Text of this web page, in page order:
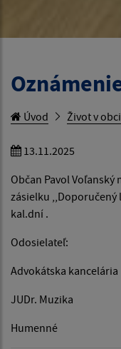
Úvod Život v obci
13.11.2025
Občan Pavol Voľanský
zásielku ,,Doporučený
kal.dní .
Odosielateľ:
Advokátska kancelária
JUDr. Muzika
Humenné